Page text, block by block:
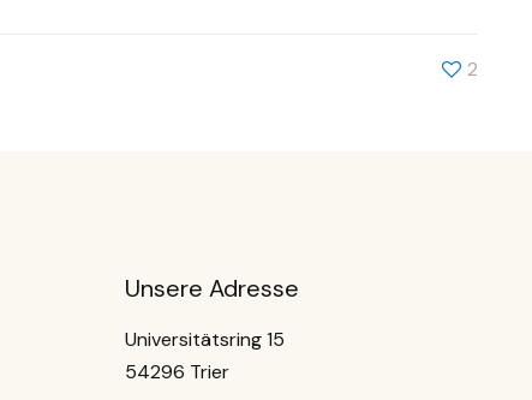
2
Unsere Adresse
Universitätsring 15
54296 Trier